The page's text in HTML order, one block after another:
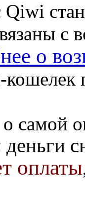
с
о
самой
деньги
оплаты